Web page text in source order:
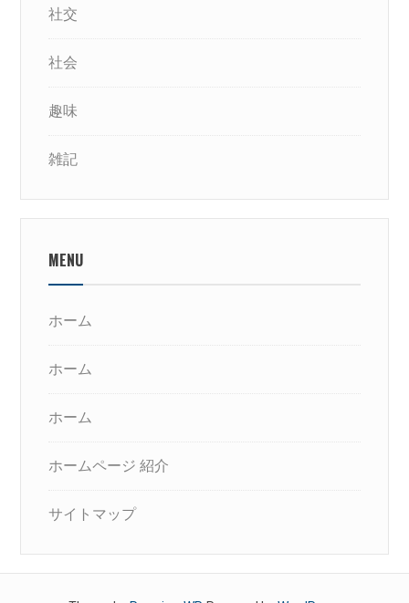
社交
社会
趣味
雑記
MENU
ホーム
ホーム
ホーム
ホームページ 紹介
サイトマップ